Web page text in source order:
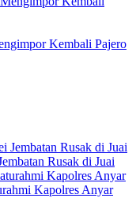
Kembali Pajero
Rusak di Juai
Kapolres Anyar